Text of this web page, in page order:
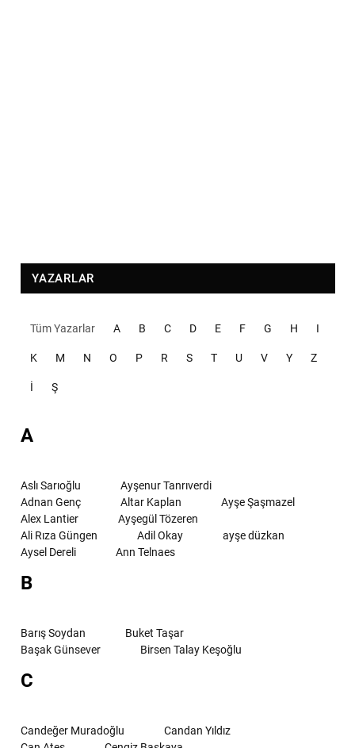
YAZARLAR
Tüm Yazarlar A B C D E F G H I
K M N O P R S T U V Y Z
İ Ş
A
Aslı Sarıoğlu
Ayşenur Tanrıverdi
Adnan Genç
Altar Kaplan
Ayşe Şaşmazel
Alex Lantier
Ayşegül Tözeren
Ali Rıza Güngen
Adil Okay
ayşe düzkan
Aysel Dereli
Ann Telnaes
B
Barış Soydan
Buket Taşar
Başak Günsever
Birsen Talay Keşoğlu
C
Candeğer Muradoğlu
Candan Yıldız